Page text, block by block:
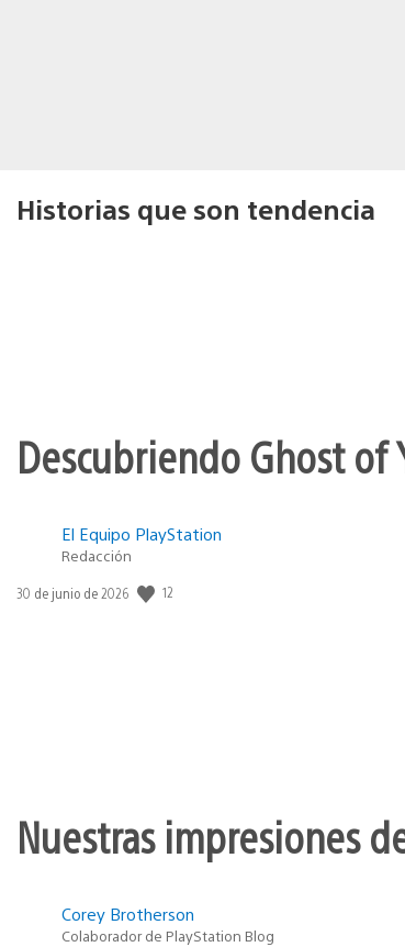
Historias que son tendencia
Descubriendo Ghost
El Equipo PlayStation
Redacción
Fecha
30 de junio de 2026 12
Nuestras impresiones
Corey Brotherson
Colaborador de PlayStation Blog